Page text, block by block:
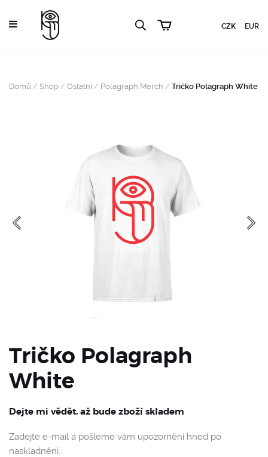
CZK EUR
Domů / Shop / Ostatní / Polagraph Merch / Tričko Polagraph White
Tričko Polagraph
White
Dejte mi vědět, až bude zboží skladem
Zadejte e-mail a pošleme vám upozornění hned po
naskladnění.